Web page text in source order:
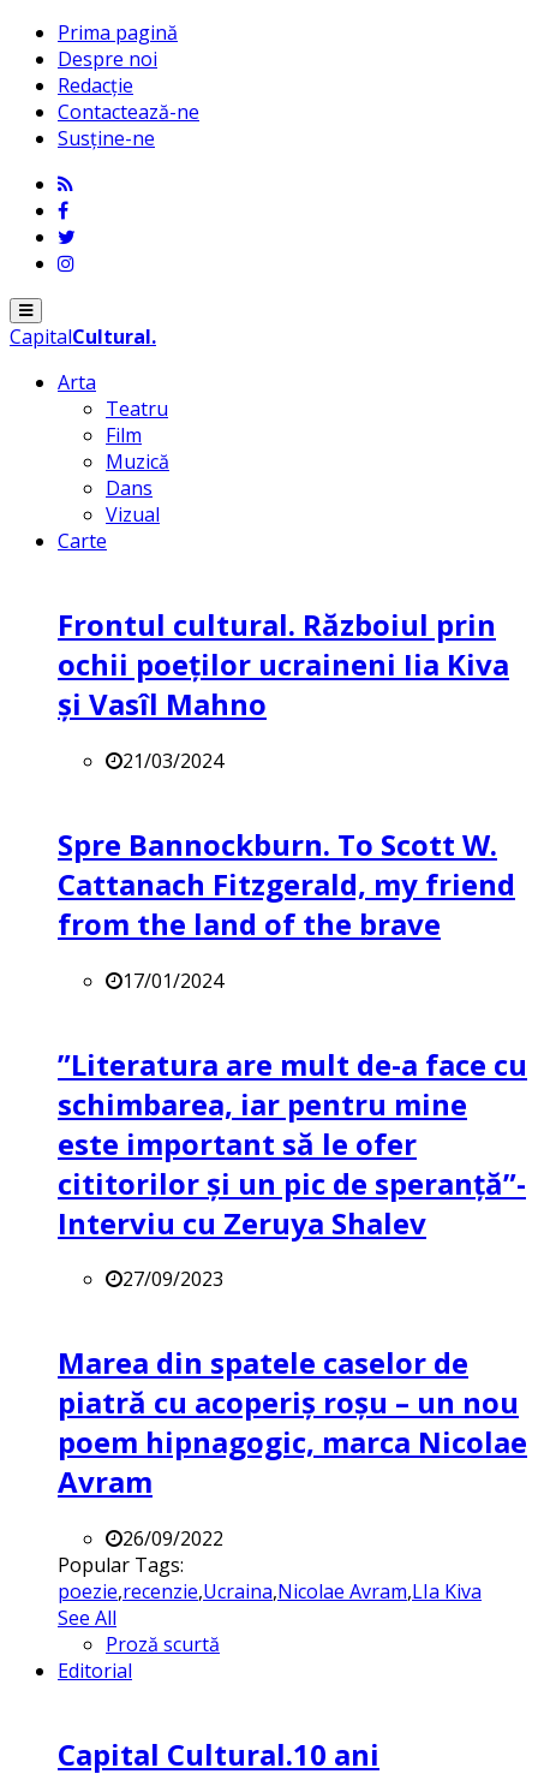
Prima pagină
Despre noi
Redacție
Contactează-ne
Susține-ne
Menu
CapitalCultural.
Arta
Teatru
Film
Muzică
Dans
Vizual
Carte
Frontul cultural. Războiul prin
ochii poeților ucraineni Iia Kiva
și Vasîl Mahno
21/03/2024
Spre Bannockburn. To Scott W.
Cattanach Fitzgerald, my friend
from the land of the brave
17/01/2024
”Literatura are mult de-a face cu
schimbarea, iar pentru mine
este important să le ofer
cititorilor și un pic de speranță”-
Interviu cu Zeruya Shalev
27/09/2023
Marea din spatele caselor de
piatră cu acoperiș roșu – un nou
poem hipnagogic, marca Nicolae
Avram
26/09/2022
Popular Tags:
poezie,recenzie,Ucraina,Nicolae Avram,LIa Kiva
See All
Proză scurtă
Editorial
Capital Cultural.10 ani